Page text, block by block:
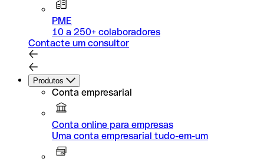
PME
10 a 250+ colaboradores
Contacte um consultor
Produtos
Conta empresarial
Conta online para empresas
Uma conta empresarial tudo-em-um